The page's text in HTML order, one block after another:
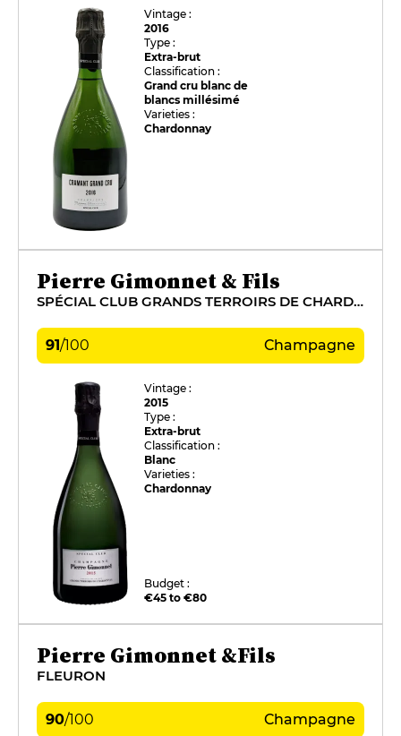
Vintage :
2016
Type :
Extra-brut
Classification :
Grand cru blanc de
blancs millésimé
Varieties :
Chardonnay
Pierre Gimonnet & Fils
SPÉCIAL CLUB GRANDS TERROIRS DE CHARDONNAY
91/100 Champagne
Vintage :
2015
Type :
Extra-brut
Classification :
Blanc
Varieties :
Chardonnay
Budget :
€45 to €80
Pierre Gimonnet &Fils
FLEURON
90/100 Champagne